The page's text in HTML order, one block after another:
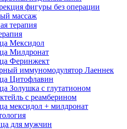
фигуры без операции
массаж
терапия
Мексидол
Милдронат
Феринжект
иммуномодулятор Лаеннек
Цитофлавин
Золушка с глутатионом
с реамберином
мексидол + милдронат
для мужчин